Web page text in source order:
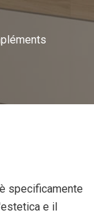
specificamente
e il